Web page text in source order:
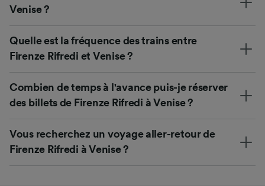
Venise ?
Quelle est la fréquence des trains entre
Firenze Rifredi et Venise ?
Combien de temps à l'avance puis-je réserver
des billets de Firenze Rifredi à Venise ?
Vous recherchez un voyage aller-retour de
Firenze Rifredi à Venise ?